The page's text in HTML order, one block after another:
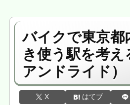
バイクで東京都
き使う駅を考え
アンドライド）
X はてブ